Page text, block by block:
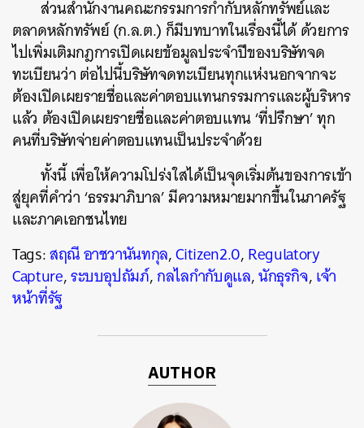
ส่วนสำนักงานคณะกรรมการกำกับหลักทรัพย์และ
ตลาดหลักทรัพย์ (ก.ล.ต.) ก็มีบทบาทในเรื่องนี้ได้ ด้วยการ
ไปเพิ่มเติมกฎการเปิดเผยข้อมูลประจำปีของบริษัทจด
ทะเบียนว่า ต่อไปนี้บริษัทจดทะเบียนทุกแห่งนอกจากจะ
ต้องเปิดเผยรายชื่อและค่าตอบแทนกรรมการและผู้บริหาร
แล้ว ต้องเปิดเผยรายชื่อและค่าตอบแทน ‘ที่ปรึกษา’ ทุก
คนที่บริษัทจ่ายค่าตอบแทนเป็นประจำด้วย
ทั้งนี้ เพื่อให้ความโปร่งใสได้เป็นจุดเริ่มต้นของการเข้า
สู่ยุคที่คำว่า ‘ธรรมาภิบาล’ มีความหมายมากขึ้นในภาครัฐ
และภาคเอกชนไทย
Tags:สฤณี อาชวานันทกุล,Citizen2.0,Regulatory
Capture,ระบบอุปถัมภ์,กลไลกำกับดูแล,นักธุรกิจ,เจ้า
หน้าที่รัฐ
AUTHOR